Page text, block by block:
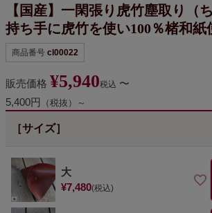
【国産】一閑張り虎竹塵取り（
持ち手に虎竹を使い100％楮和紙
商品番号 cl00022
販売価格 ¥5,940税込 〜
5,400円
（税抜）～
［サイズ］
大
¥7,480 税込